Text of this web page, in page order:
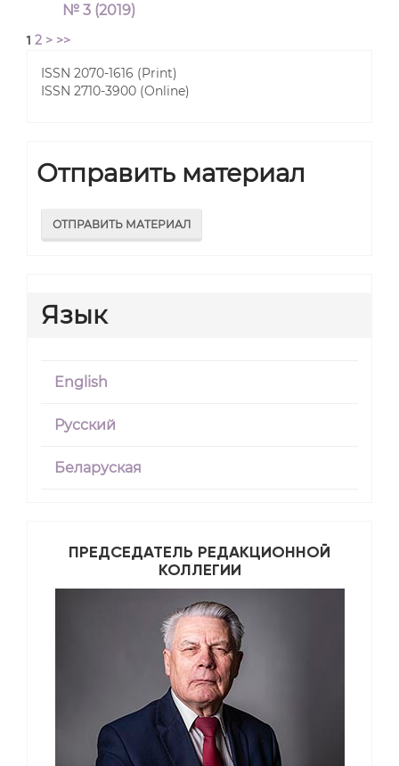
№ 3 (2019)
1 2 > >>
ISSN 2070-1616 (Print)
ISSN 2710-3900 (Online)
Отправить материал
ОТПРАВИТЬ МАТЕРИАЛ
Язык
English
Русский
Беларуская
ПРЕДСЕДАТЕЛЬ РЕДАКЦИОННОЙ
КОЛЛЕГИИ